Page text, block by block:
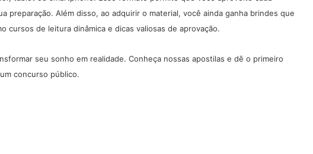
preparação. Além disso, ao adquirir o material, você ainda ganha brindes que
cursos de leitura dinâmica e dicas valiosas de aprovação.
seu sonho em realidade. Conheça nossas apostilas e dê o primeiro
concurso público.